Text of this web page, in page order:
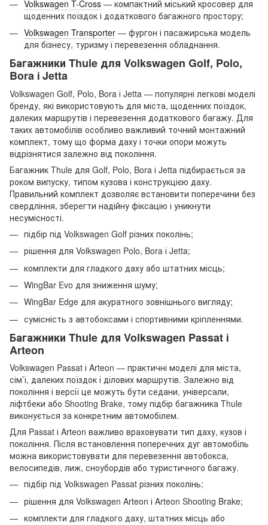
Volkswagen T-Cross — компактний міський кросовер для
щоденних поїздок і додаткового багажного простору;
Volkswagen Transporter — фургон і пасажирська модель
для бізнесу, туризму і перевезення обладнання.
Багажники Thule для Volkswagen Golf, Polo,
Bora і Jetta
Volkswagen Golf, Polo, Bora і Jetta — популярні легкові моделі
бренду, які використовують для міста, щоденних поїздок,
далеких маршрутів і перевезення додаткового багажу. Для
таких автомобілів особливо важливий точний монтажний
комплект, тому що форма даху і точки опори можуть
відрізнятися залежно від покоління.
Багажник Thule для Golf, Polo, Bora і Jetta підбирається за
роком випуску, типом кузова і конструкцією даху.
Правильний комплект дозволяє встановити поперечини без
свердління, зберегти надійну фіксацію і уникнути
несумісності.
підбір під Volkswagen Golf різних поколінь;
рішення для Volkswagen Polo, Bora і Jetta;
комплекти для гладкого даху або штатних місць;
WingBar Evo для зниження шуму;
WingBar Edge для акуратного зовнішнього вигляду;
сумісність з автобоксами і спортивними кріпленнями.
Багажники Thule для Volkswagen Passat і
Arteon
Volkswagen Passat і Arteon — практичні моделі для міста,
сім’ї, далеких поїздок і ділових маршрутів. Залежно від
покоління і версії це можуть бути седани, універсали,
ліфтбеки або Shooting Brake, тому підбір багажника Thule
виконується за конкретним автомобілем.
Для Passat і Arteon важливо враховувати тип даху, кузов і
покоління. Після встановлення поперечних дуг автомобіль
можна використовувати для перевезення автобокса,
велосипедів, лиж, сноубордів або туристичного багажу.
підбір під Volkswagen Passat різних поколінь;
рішення для Volkswagen Arteon і Arteon Shooting Brake;
комплекти для гладкого даху, штатних місць або